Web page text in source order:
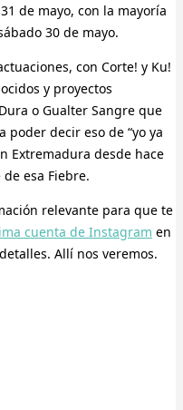
de mayo, con la mayoría
30 de mayo.
con Corte! y Ku!
y proyectos
o Gualter Sangre que
decir eso de “yo ya
Extremadura desde hace
esa Fiebre.
relevante para que te
cuenta de Instagram en
Allí nos veremos.